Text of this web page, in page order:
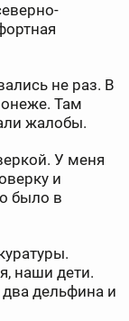
не раз. В
Там
жалобы.
У меня
и
было в
наши дети.
дельфина и